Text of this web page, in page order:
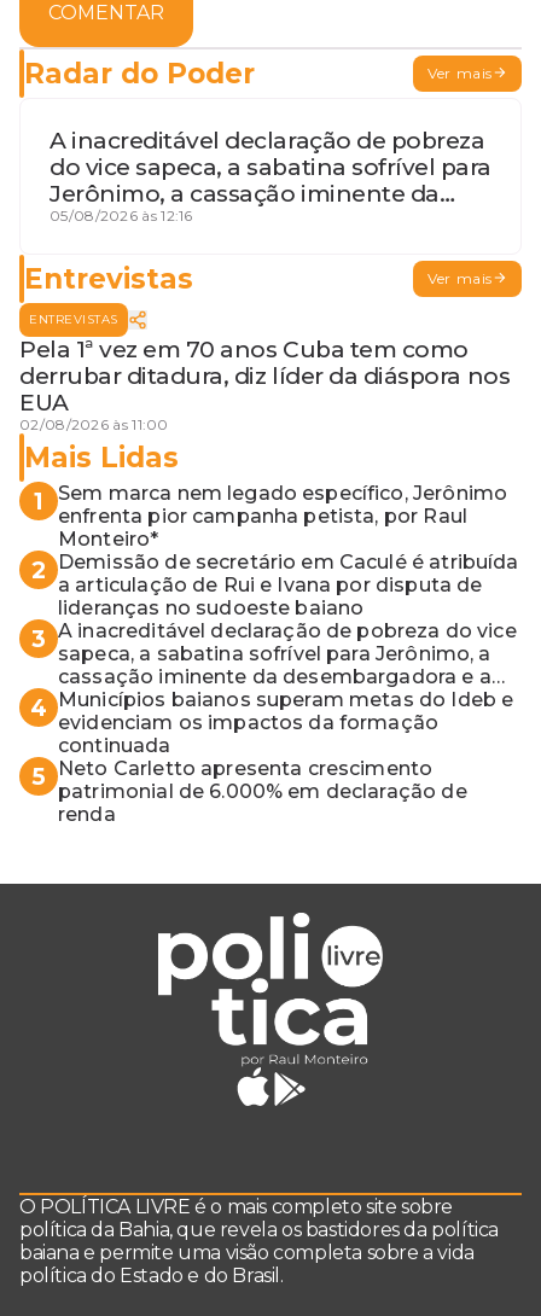
COMENTAR
Radar do Poder Ver mais
A inacreditável declaração de pobreza
do vice sapeca, a sabatina sofrível para
Jerônimo, a cassação iminente da
desembargadora e a vaga do Quinto
05/08/2026 às 12:16
Entrevistas Ver mais
ENTREVISTAS
Pela 1ª vez em 70 anos Cuba tem como
derrubar ditadura, diz líder da diáspora nos
EUA
02/08/2026 às 11:00
Mais Lidas
1
Sem marca nem legado específico, Jerônimo
enfrenta pior campanha petista, por Raul
Monteiro*
2
Demissão de secretário em Caculé é atribuída
a articulação de Rui e Ivana por disputa de
lideranças no sudoeste baiano
3 A inacreditável declaração de pobreza do vice
sapeca, a sabatina sofrível para Jerônimo, a
cassação iminente da desembargadora e a
vaga do Quinto para o MP baiano
4
Municípios baianos superam metas do Ideb e
evidenciam os impactos da formação
continuada
5
Neto Carletto apresenta crescimento
patrimonial de 6.000% em declaração de
renda
O POLÍTICA LIVRE é o mais completo site sobre
política da Bahia, que revela os bastidores da política
baiana e permite uma visão completa sobre a vida
política do Estado e do Brasil.